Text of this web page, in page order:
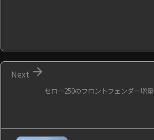
セロー250のフロントフェンダー増量

Next